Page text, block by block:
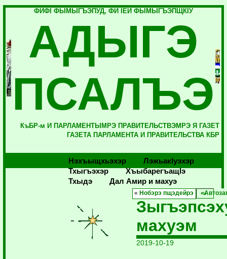
ФИФI ФЫМЫГЪЭПУД, ФИ IЕЙ ФЫМЫГЪЭПЩКIУ
АДЫГЭ
ПСАЛЪЭ
КъБР-м И ПАРЛАМЕНТЫМРЭ ПРАВИТЕЛЬСТВЭМРЭ Я ГАЗЕТ
ГАЗЕТА ПАРЛАМЕНТА И ПРАВИТЕЛЬСТВА КБР
Нэхъыщхьэхэр
Лэжьакlуэхэр
Тхыгъэхэр
Хъыбарегъащlэ
Тхыдэ
Дал Амир и махуэ
« Нобэрэ пщэдейрэ
махуэм
2019-10-19